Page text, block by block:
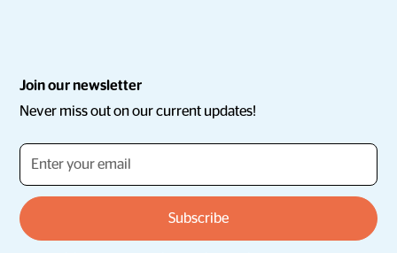
Join our newsletter
Never miss out on our current updates!